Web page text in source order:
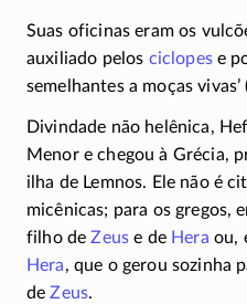
Suas oficinas eram os
auxiliado pelos ciclopese
semelhantes a moças vivas’
Divindade não helênica,
Menor e chegou à Grécia,
ilha de Lemnos. Ele não é
micênicas; para os gregos,
filho deZeus e de Hera ou,
Hera, que o gerou sozinha
deZeus.